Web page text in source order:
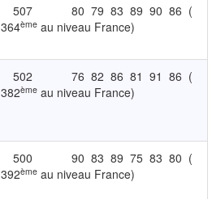
507 80 79 83 89 90 86 (
364èmeau niveau France)
502 76 82 86 81 91 86 (
382èmeau niveau France)
500 90 83 89 75 83 80 (
392èmeau niveau France)